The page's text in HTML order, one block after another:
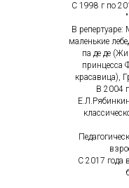
С 1998 г по
В
маленькие
па де де
принцесса
красавица),
В 2004
С 2017 года